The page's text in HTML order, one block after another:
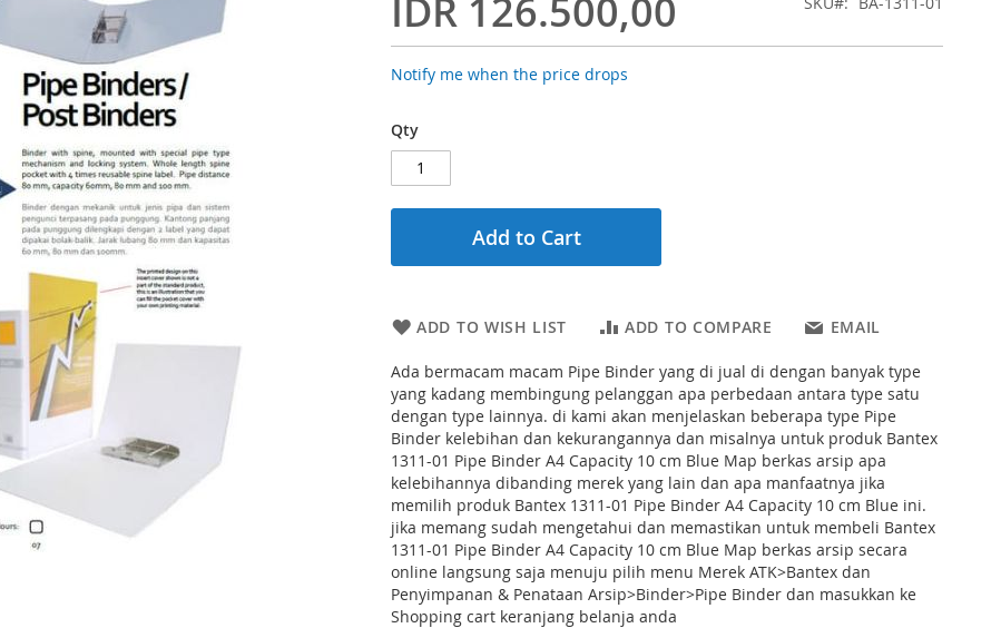
IDR 126.500,00
Notify me when the price drops
Qty
Add to Cart
ADD TO WISH LIST ADD TO COMPARE EMAIL
Ada bermacam macam Pipe Binder yang di jual di dengan banyak type
yang kadang membingung pelanggan apa perbedaan antara type satu
dengan type lainnya. di kami akan menjelaskan beberapa type Pipe
Binder kelebihan dan kekurangannya dan misalnya untuk produk Bantex
1311-01 Pipe Binder A4 Capacity 10 cm Blue Map berkas arsip apa
kelebihannya dibanding merek yang lain dan apa manfaatnya jika
memilih produk Bantex 1311-01 Pipe Binder A4 Capacity 10 cm Blue ini.
jika memang sudah mengetahui dan memastikan untuk membeli Bantex
1311-01 Pipe Binder A4 Capacity 10 cm Blue Map berkas arsip secara
online langsung saja menuju pilih menu Merek ATK>Bantex dan
Penyimpanan & Penataan Arsip>Binder>Pipe Binder dan masukkan ke
Shopping cart keranjang belanja anda